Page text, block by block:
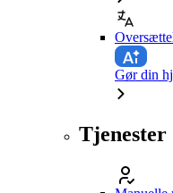
Gør din
Tjenester